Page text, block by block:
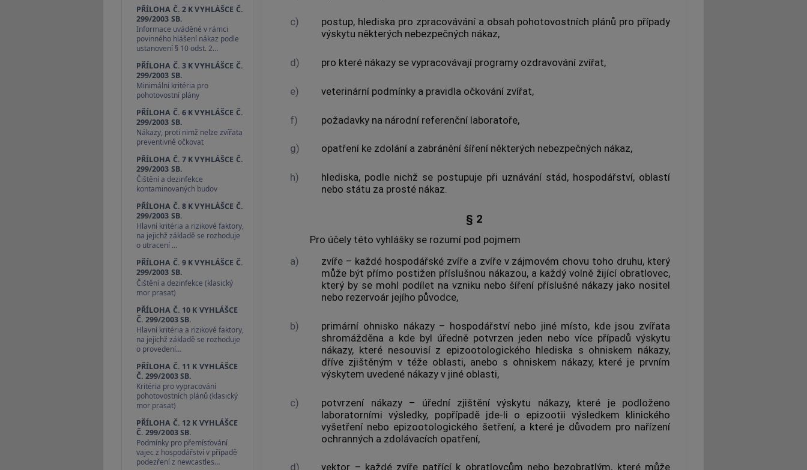
PŘÍLOHA Č. 2 K VYHLÁŠCE Č.
299/2003 SB.
Informace uváděné v rámci
povinného hlášení nákaz podle
ustanovení § 10 odst. 2…
PŘÍLOHA Č. 3 K VYHLÁŠCE Č.
299/2003 SB.
Minimální kritéria pro
pohotovostní plány
PŘÍLOHA Č. 6 K VYHLÁŠCE Č.
299/2003 SB.
Nákazy, proti nimž nelze zvířata
preventivně očkovat
PŘÍLOHA Č. 7 K VYHLÁŠCE Č.
299/2003 SB.
Čištění a dezinfekce
kontaminovaných budov
PŘÍLOHA Č. 8 K VYHLÁŠCE Č.
299/2003 SB.
Hlavní kritéria a rizikové faktory,
na jejichž základě se rozhoduje
o utracení …
PŘÍLOHA Č. 9 K VYHLÁŠCE Č.
299/2003 SB.
Čištění a dezinfekce (klasický
mor prasat)
PŘÍLOHA Č. 10 K VYHLÁŠCE
Č. 299/2003 SB.
Hlavní kritéria a rizikové faktory,
na jejichž základě se rozhoduje
o provedení…
PŘÍLOHA Č. 11 K VYHLÁŠCE
Č. 299/2003 SB.
Kritéria pro vypracování
pohotovostních plánů (klasický
mor prasat)
PŘÍLOHA Č. 12 K VYHLÁŠCE
Č. 299/2003 SB.
Podmínky pro přemísťování
vajec z hospodářství v případě
podezření z newcastles…
c)
postup, hlediska pro zpracovávání a obsah pohotovostních plánů pro případy
výskytu některých nebezpečných nákaz,
d) pro které nákazy se vypracovávají programy ozdravování zvířat,
e) veterinární podmínky a pravidla očkování zvířat,
f) požadavky na národní referenční laboratoře,
g) opatření ke zdolání a zabránění šíření některých nebezpečných nákaz,
h) hlediska, podle nichž se postupuje při uznávání stád, hospodářství, oblastí
nebo státu za prosté nákaz.
§ 2
Pro účely této vyhlášky se rozumí pod pojmem
a)
zvíře – každé hospodářské zvířea zvíře v zájmovém chovu toho druhu, který
může být přímo postižen příslušnou nákazou, a každý volně žijící obratlovec,
který by se mohl podílet na vzniku nebo šíření příslušné nákazy jako nositel
nebo rezervoár jejího původce,
b) primární ohnisko nákazy – hospodářstvínebo jiné místo, kde jsou zvířata
shromážděna a kde byl úředně potvrzen jeden nebo více případů výskytu
nákazy, které nesouvisí z epizootologického hlediska s ohniskem nákazy,
dříve zjištěným v téže oblasti, anebo s ohniskem nákazy, které je prvním
výskytem uvedené nákazy v jiné oblasti,
c)
potvrzení nákazy – úřední zjištění výskytu nákazy, které je podloženo
laboratorními výsledky, popřípadě jde-li o epizootii výsledkem klinického
vyšetření nebo epizootologického šetření, a které je důvodem pro nařízení
ochranných a zdolávacích opatření,
d) vektor – každé zvíře patřící k obratlovcům nebo bezobratlým, které může